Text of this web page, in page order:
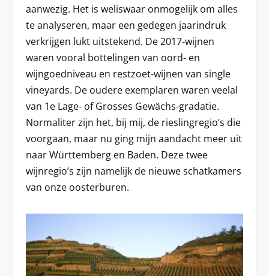
aanwezig. Het is weliswaar onmogelijk om alles
te analyseren, maar een gedegen jaarindruk
verkrijgen lukt uitstekend. De 2017-wijnen
waren vooral bottelingen van oord- en
wijngoedniveau en restzoet-wijnen van single
vineyards. De oudere exemplaren waren veelal
van 1e Lage- of Grosses Gewächs-gradatie.
Normaliter zijn het, bij mij, de rieslingregio’s die
voorgaan, maar nu ging mijn aandacht meer uit
naar Württemberg en Baden. Deze twee
wijnregio’s zijn namelijk de nieuwe schatkamers
van onze oosterburen.